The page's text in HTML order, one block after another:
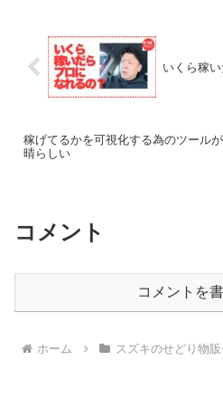
いくら稼
稼げてるかを可視化する為のツール
晴らしい
コメント
コメントを
ホーム スズキのせどり物